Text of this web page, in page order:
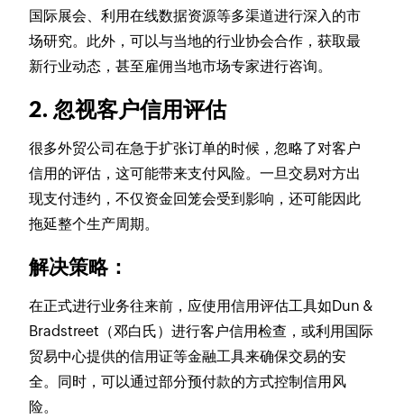
国际展会、利用在线数据资源等多渠道进行深入的市
场研究。此外，可以与当地的行业协会合作，获取最
新行业动态，甚至雇佣当地市场专家进行咨询。
2. 忽视客户信用评估
很多外贸公司在急于扩张订单的时候，忽略了对客户
信用的评估，这可能带来支付风险。一旦交易对方出
现支付违约，不仅资金回笼会受到影响，还可能因此
拖延整个生产周期。
解决策略：
在正式进行业务往来前，应使用信用评估工具如Dun &
Bradstreet（邓白氏）进行客户信用检查，或利用国际
贸易中心提供的信用证等金融工具来确保交易的安
全。同时，可以通过部分预付款的方式控制信用风
险。